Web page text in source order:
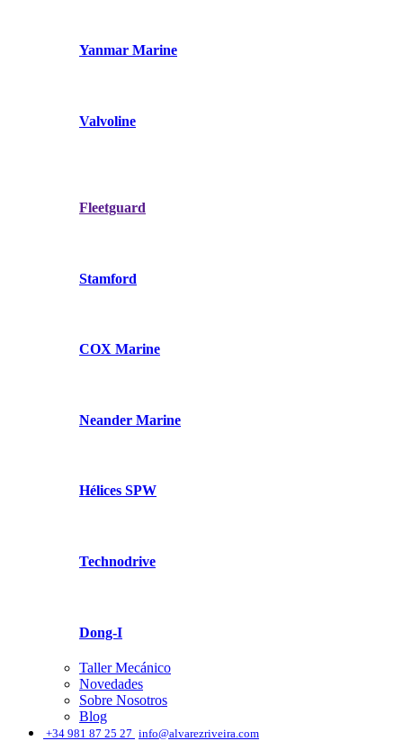
Yanmar Marine
Valvoline
Fleetguard
Stamford
COX Marine
Neander Marine
Hélices SPW
Technodrive
Dong-I
Taller Mecánico
Novedades
Sobre Nosotros
Blog
+34 981 87 25 27 info@alvarezriveira.com